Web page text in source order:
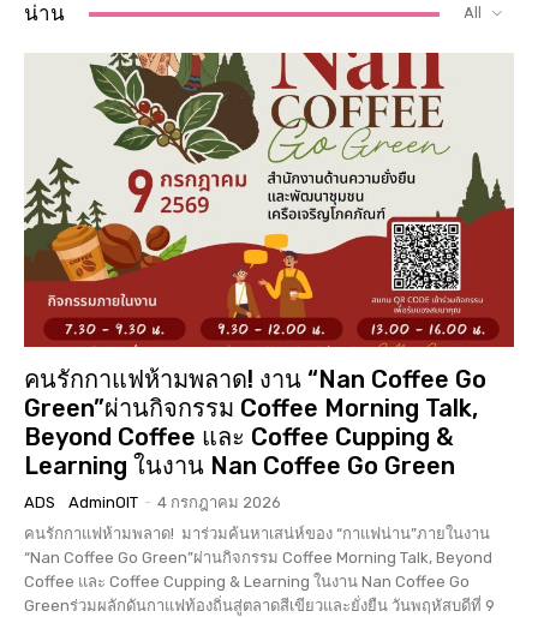
น่าน All
คนรักกาแฟห้ามพลาด! งาน “Nan Coffee Go
Green”ผ่านกิจกรรม Coffee Morning Talk,
Beyond Coffee และ Coffee Cupping &
Learning ในงาน Nan Coffee Go Green
ADS AdminOIT - 4 กรกฎาคม 2026
คนรักกาแฟห้ามพลาด! มาร่วมค้นหาเสน่ห์ของ “กาแฟน่าน”ภายในงาน
“Nan Coffee Go Green”ผ่านกิจกรรม Coffee Morning Talk, Beyond
Coffee และ Coffee Cupping & Learning ในงาน Nan Coffee Go
Greenร่วมผลักดันกาแฟท้องถิ่นสู่ตลาดสีเขียวและยั่งยืน วันพฤหัสบดีที่ 9